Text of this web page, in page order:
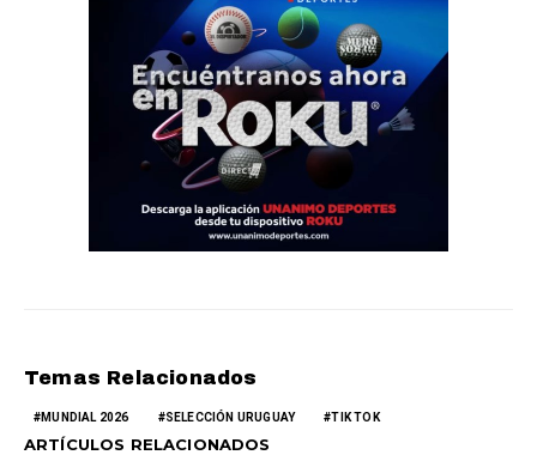
Temas Relacionados
MUNDIAL 2026 SELECCIÓN URUGUAY TIK TOK
ARTÍCULOS RELACIONADOS